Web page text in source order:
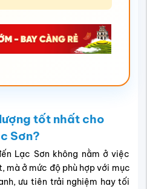
tốt nhất cho
Sơn?
Lạc Sơn không nằm ở việc
mà ở mức độ phù hợp với mục
ưu tiên trải nghiệm hay tối